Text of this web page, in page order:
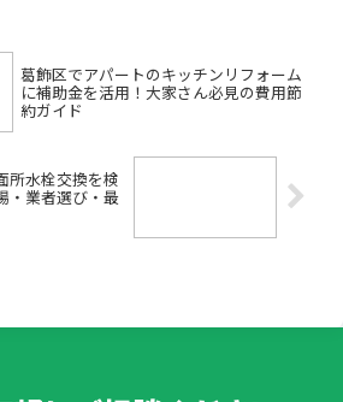
葛飾区でアパートのキッチンリフォーム
に補助金を活用！大家さん必見の費用節
約ガイド
所水栓交換を検
・業者選び・最